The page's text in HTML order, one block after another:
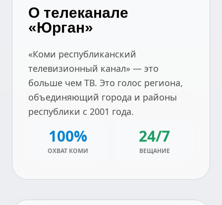
О телеканале
«Юрган»
«Коми республиканский
телевизионный канал» — это
больше чем ТВ. Это голос региона,
объединяющий города и районы
республики с 2001 года.
100%
ОХВАТ КОМИ
24/7
ВЕЩАНИЕ